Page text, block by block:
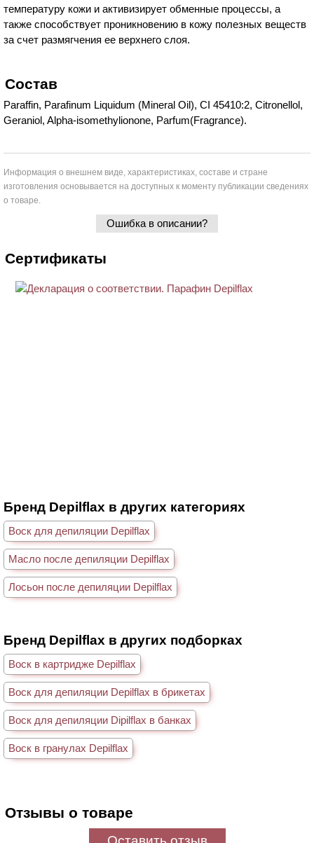
температуру кожи и активизирует обменные процессы, а
также способствует проникновению в кожу полезных веществ
за счет размягчения ее верхнего слоя.
Состав
Paraffin, Parafinum Liquidum (Mineral Oil), CI 45410:2, Citronellol,
Geraniol, Alpha-isomethylionone, Parfum(Fragrance).
Информация о внешнем виде, характеристиках, составе и стране
изготовления основывается на доступных к моменту публикации сведениях
о товаре.
Ошибка в описании?
Сертификаты
Бренд Depilflax в других категориях
Воск для депиляции Depilflax
Масло после депиляции Depilflax
Лосьон после депиляции Depilflax
Бренд Depilflax в других подборках
Воск в картридже Depilflax
Воск для депиляции Depilflax в брикетах
Воск для депиляции Dipilflax в банках
Воск в гранулах Depilflax
Отзывы о товаре